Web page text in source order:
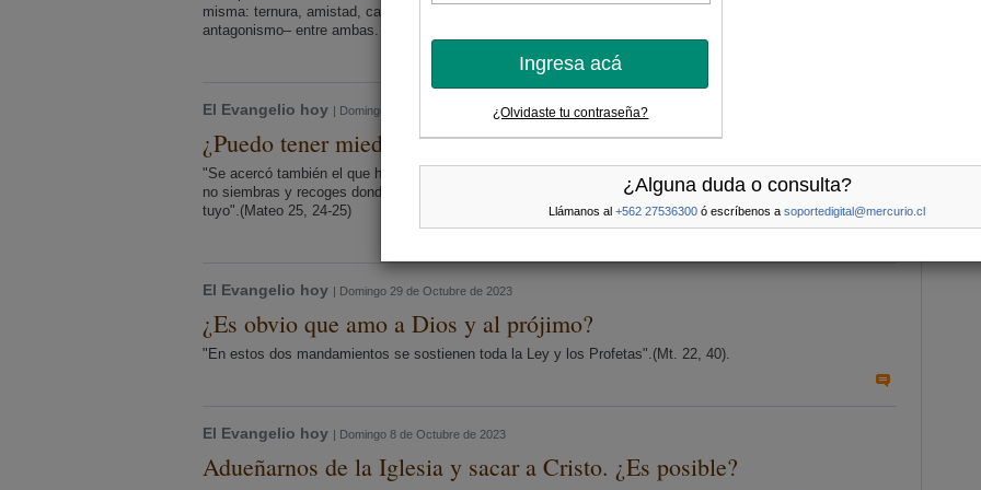
Ingresa acá
¿Olvidaste tu contraseña?
¿Alguna duda o consulta?
Llámanos al +562 27536300 ó escríbenos a soportedigital@mercurio.cl
misma: ternura, amistad, cariño, perdón, tiempo, etc. para decir la verdad. Subyace aquí la relación –no
antagonismo– entre ambas.
El Evangelio hoy | Domingo 19 de Noviembre de 2023
¿Puedo tener miedo a Dios?
"Se acercó también el que había recibido un talento y dijo: Señor, sabía que eres exigente, que siegas donde
no siembras y recoges donde no esparces, tuve miedo y fui a esconder tu talento bajo tierra. Aquí tienes lo
tuyo".(Mateo 25, 24-25)
El Evangelio hoy | Domingo 29 de Octubre de 2023
¿Es obvio que amo a Dios y al prójimo?
"En estos dos mandamientos se sostienen toda la Ley y los Profetas".(Mt. 22, 40).
El Evangelio hoy | Domingo 8 de Octubre de 2023
Adueñarnos de la Iglesia y sacar a Cristo. ¿Es posible?